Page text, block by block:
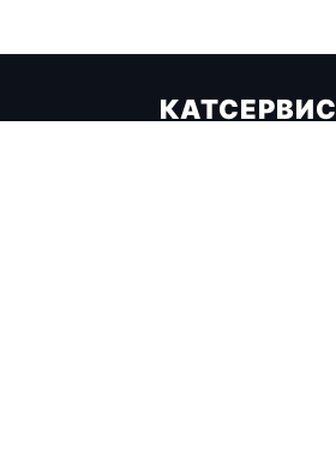
КАТСЕРВИС